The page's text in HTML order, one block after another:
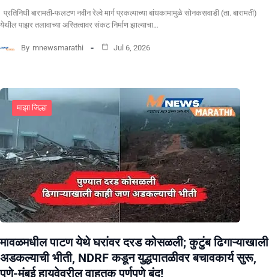
प्रतिनिधी बारामती-फलटण नवीन रेल्वे मार्ग प्रकल्पाच्या बांधकामामुळे सोनकसवाडी (ता. बारामती)
येथील पाझर तलावाच्या अस्तित्वावर संकट निर्माण झाल्याचा…
By mnewsmarathi Jul 6, 2026
माझा जिल्हा
मावळमधील पाटण येथे घरांवर दरड कोसळली; कुटुंब ढिगाऱ्याखाली
अडकल्याची भीती, NDRF कडून युद्धपातळीवर बचावकार्य सुरू,
पुणे-मुंबई हायवेवरील वाहतूक पूर्णपणे बंद!